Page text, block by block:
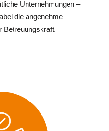
Unternehmungen –
die angenehme
Betreuungskraft.